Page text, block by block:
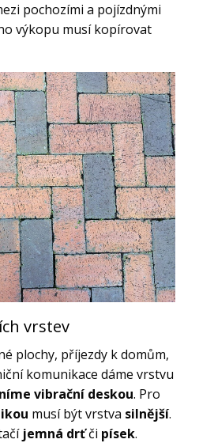
pochozími a pojízdnými
výkopu musí kopírovat
vrstev
plochy, příjezdy k domům,
komunikace dáme vrstvu
vibrační deskou. Pro
musí být vrstva silnější.
jemná drťči písek.